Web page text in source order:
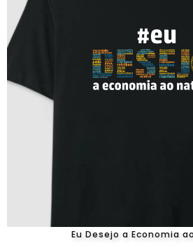
Eu Desejo a Economia